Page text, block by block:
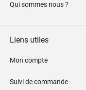
Qui sommes nous ?
Liens utiles
Mon compte
Suivi de commande